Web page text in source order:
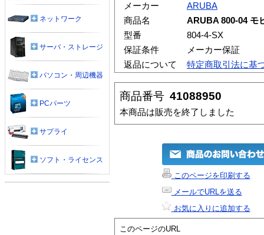
メーカー
ARUBA
商品名
ARUBA 800-04 モ
型番
804-4-SX
保証条件
メーカー保証
返品について
特定商取引法に基
商品番号 41088950
本商品は販売を終了しました
このページを印刷する
メールでURLを送る
お気に入りに追加する
このページのURL
ネットワーク
サーバ・ストレージ
パソコン・周辺機器
PCパーツ
サプライ
ソフト・ライセンス